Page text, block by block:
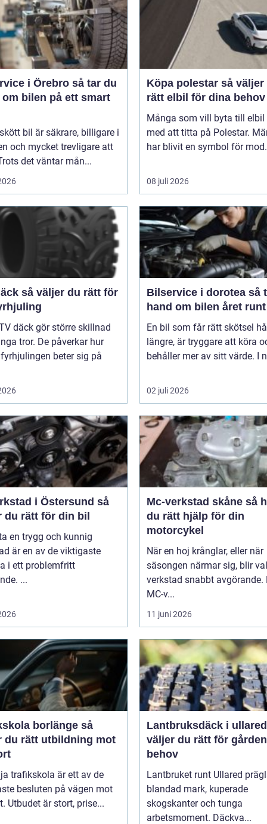
i Örebro så tar du
om bilen på ett smart
bil är säkrare, billigare i
och mycket trevligare att
det väntar mån...
Köpa polestar så väljer du
rätt elbil för dina behov
Många som vill byta till elbil
med att titta på Polestar.
har blivit en symbol för
08 juli 2026
du rätt för
däck gör större skillnad
tror. De påverkar hur
beter sig på
Bilservice i dorotea så tar du
hand om bilen året runt
En bil som får rätt skötsel
längre, är tryggare att köra
behåller mer av sitt värde. I
02 juli 2026
i Östersund så
du rätt för din bil
en trygg och kunnig
är en av de viktigaste
i ett problemfritt
...
Mc-verkstad skåne så hittar
du rätt hjälp för din
motorcykel
När en hoj krånglar, eller när
säsongen närmar sig, blir
verkstad snabbt avgörande.
MC-v...
11 juni 2026
borlänge så
du rätt utbildning mot
trafikskola är ett av de
besluten på vägen mot
Utbudet är stort, prise...
Lantbruksdäck i ullared
väljer du rätt för
behov
Lantbruket runt Ullared
blandad mark, kuperade
skogskanter och tunga
arbetsmoment. Däckva...